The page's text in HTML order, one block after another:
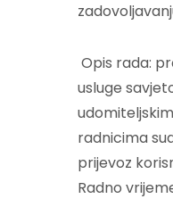
Opis rada:
usluge
radnicima
prijevoz
Radno